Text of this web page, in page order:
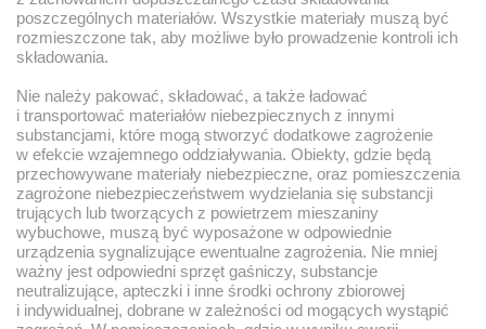
poszczególnych materiałów. Wszystkie materiały muszą być
rozmieszczone tak, aby możliwe było prowadzenie kontroli ich
składowania.
Nie należy pakować, składować, a także ładować
i transportować materiałów niebezpiecznych z innymi
substancjami, które mogą stworzyć dodatkowe zagrożenie
w efekcie wzajemnego oddziaływania. Obiekty, gdzie będą
przechowywane materiały niebezpieczne, oraz pomieszczenia
zagrożone niebezpieczeństwem wydzielania się substancji
trujących lub tworzących z powietrzem mieszaniny
wybuchowe, muszą być wyposażone w odpowiednie
urządzenia sygnalizujące ewentualne zagrożenia. Nie mniej
ważny jest odpowiedni sprzęt gaśniczy, substancje
neutralizujące, apteczki i inne środki ochrony zbiorowej
i indywidualnej, dobrane w zależności od mogących wystąpić